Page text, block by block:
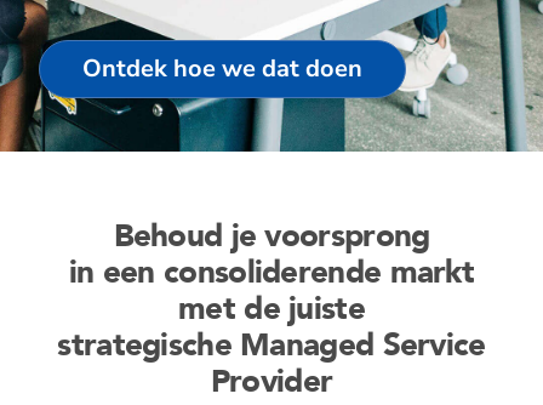
Ontdek hoe we dat doen
Behoud je voorsprong
in een consoliderende markt
met de juiste
strategische Managed Service
Provider